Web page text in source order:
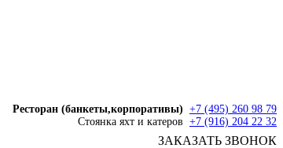
Ресторан (банкеты,корпоративы) +7 (495) 260 98 79
Стоянка яхт и катеров +7 (916) 204 22 32
ЗАКАЗАТЬ ЗВОНОК